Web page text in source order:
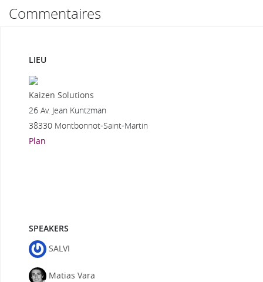
Commentaires
LIEU
Kaizen Solutions
26 Av. Jean Kuntzman
38330 Montbonnot-Saint-Martin
Plan
SPEAKERS
SALVI
Matias Vara